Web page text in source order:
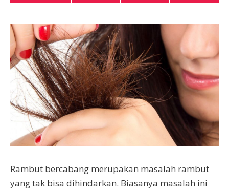
Rambut bercabang merupakan masalah rambut
yang tak bisa dihindarkan. Biasanya masalah ini